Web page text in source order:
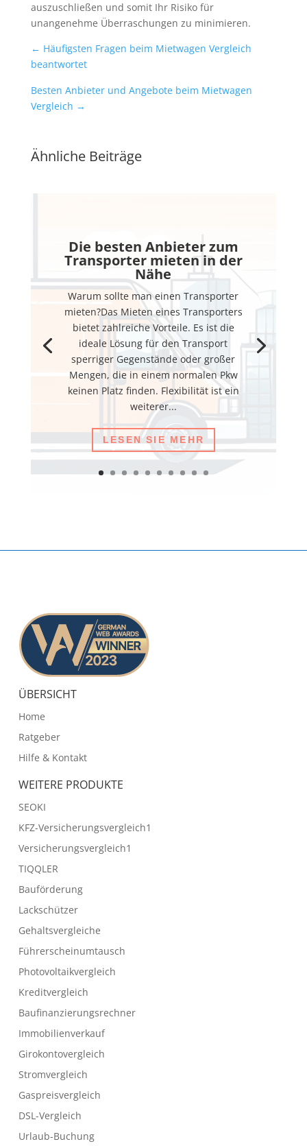
auszuschließen und somit Ihr Risiko für
unangenehme Überraschungen zu minimieren.
← Häufigsten Fragen beim Mietwagen Vergleich
beantwortet
Besten Anbieter und Angebote beim Mietwagen
Vergleich →
Ähnliche Beiträge
Die besten Anbieter zum
Transporter mieten in der
Nähe
Warum sollte man einen Transporter
mieten?Das Mieten eines Transporters
bietet zahlreiche Vorteile. Es ist die
ideale Lösung für den Transport
sperriger Gegenstände oder großer
Mengen, die in einem normalen Pkw
keinen Platz finden. Flexibilität ist ein
weiterer...
LESEN SIE MEHR
ÜBERSICHT
Home
Ratgeber
Hilfe & Kontakt
WEITERE PRODUKTE
SEOKI
KFZ-Versicherungsvergleich1
Versicherungsvergleich1
TIQQLER
Bauförderung
Lackschützer
Gehaltsvergleiche
Führerscheinumtausch
Photovoltaikvergleich
Kreditvergleich
Baufinanzierungsrechner
Immobilienverkauf
Girokontovergleich
Stromvergleich
Gaspreisvergleich
DSL-Vergleich
Urlaub-Buchung